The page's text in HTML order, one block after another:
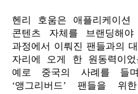
헨리 호움은 애플리케이션
콘텐츠 자체를 브랜딩해
과정에서 이뤄진 팬들과의
자리에 오게 한 원동력이
예로 중국의 사례를 들
‘앵그리버드’ 팬들을 위